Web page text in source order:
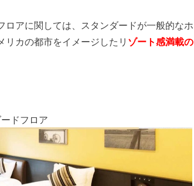
アに関しては、スタンダードが一般的なホ
リカの都市をイメージしたリ ゾート感満載の
ドフロア